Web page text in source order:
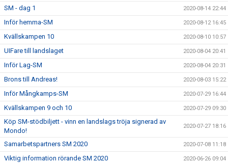
SM - dag 1 2020-08-14 22:44
Inför hemma-SM 2020-08-12 16:45
Kvällskampen 10 2020-08-10 10:57
UIFare till landslaget 2020-08-04 20:41
Inför Lag-SM 2020-08-04 20:31
Brons till Andreas! 2020-08-03 15:22
Inför Mångkamps-SM 2020-07-29 16:44
Kvällskampen 9 och 10 2020-07-29 09:30
Köp SM-stödbiljett - vinn en landslags tröja signerad av
Mondo!
2020-07-27 18:16
Samarbetspartners SM 2020 2020-07-08 11:18
Viktig information rörande SM 2020 2020-06-26 09:04